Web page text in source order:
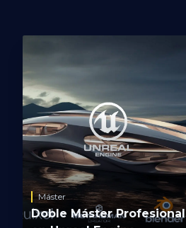
Máster
Doble Máster Profesional